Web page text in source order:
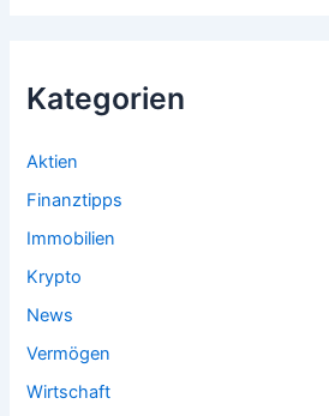
Kategorien
Aktien
Finanztipps
Immobilien
Krypto
News
Vermögen
Wirtschaft